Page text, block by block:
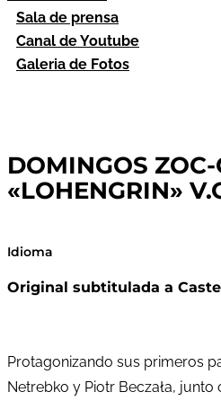
Sala de prensa
Canal de Youtube
Galeria de Fotos
DOMINGOS
«LOHENGRIN»
Idioma
Original subtitulada a
Protagonizando sus primeros
Netrebko y Piotr Beczała, junto